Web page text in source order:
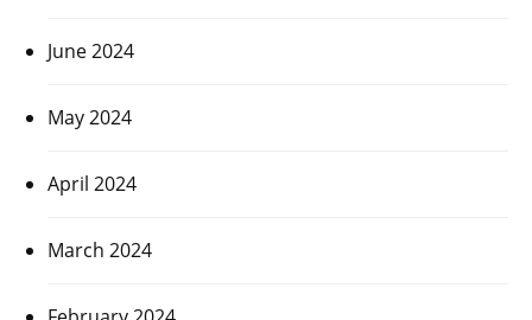
June 2024
May 2024
April 2024
March 2024